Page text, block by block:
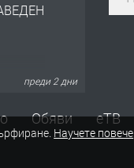
преди 2 дни
наемОбяви еТВ
Научете повече